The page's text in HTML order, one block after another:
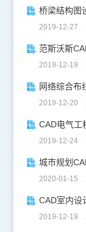
桥梁结构图
2019-12-27
范斯沃斯
2019-12-19
网络综合布
2019-12-20
CAD电气工
2019-12-24
城市规划
2020-01-15
CAD室内设
2019-12-19